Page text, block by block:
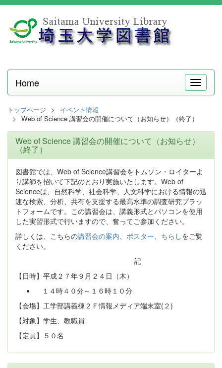
メ
ニ
Home
トップページ
イベント情報
Web of Science 講習会の開催について（お知らせ）（終了）
Web of Science 講習会の開催について（お知らせ）
（終了）
図書館では、Web of Science講習会をトムソン・ロイターよ
り講師を招いて下記のとおり実施いたします。Web of
Scienceは、自然科学、社会科学、人文科学における情報の迅
速な検索、分析、共有を支援する最高水準の調査研究プラッ
トフォームです。この講習会は、講義形式とパソコンを使用
した実習形式で行いますので、奮ってご参加ください。
詳しくは、こちらの講習会の案内、 ポスター、 ちらしをご覧
ください。
記
【日時】平成２７年９月２４日（木）
１４時４０分～１６時１０分
【会場】工学部講義棟２Ｆ情報メディア端末室(２)
【対象】学生、教職員
【定員】５０名